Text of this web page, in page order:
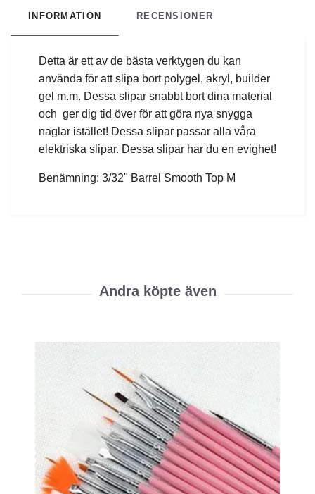
INFORMATION RECENSIONER
Detta är ett av de bästa verktygen du kan
använda för att slipa bort polygel, akryl, builder
gel m.m. Dessa slipar snabbt bort dina material
och ger dig tid över för att göra nya snygga
naglar istället! Dessa slipar passar alla våra
elektriska slipar. Dessa slipar har du en evighet!
Benämning: 3/32" Barrel Smooth Top M